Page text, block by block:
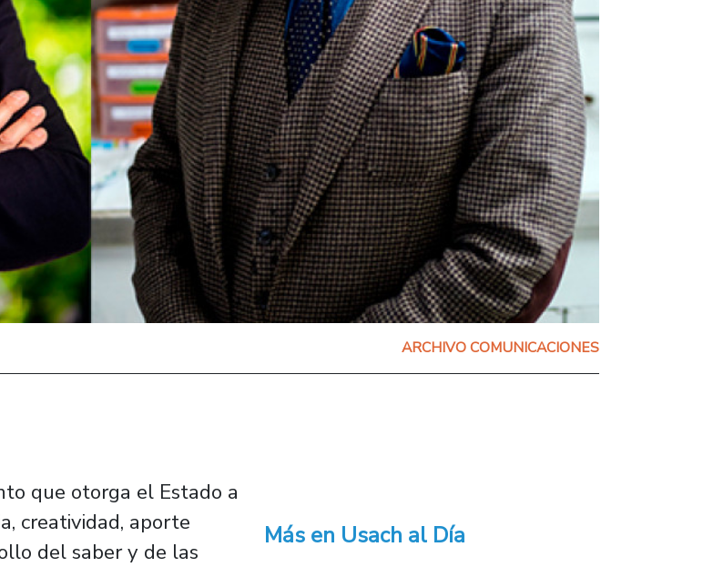
ARCHIVO COMUNICACIONES
que otorga el Estado a
creatividad, aporte
del saber y de las
Más en Usach al Día